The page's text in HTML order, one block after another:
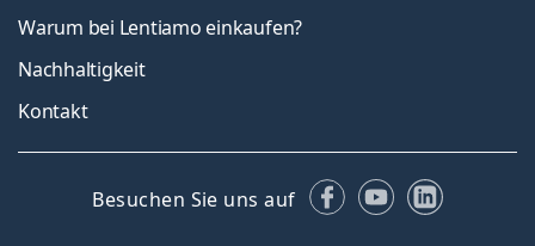
Warum bei Lentiamo einkaufen?
Nachhaltigkeit
Kontakt
Besuchen Sie uns auf Facebook
YouTubeLinkedIn